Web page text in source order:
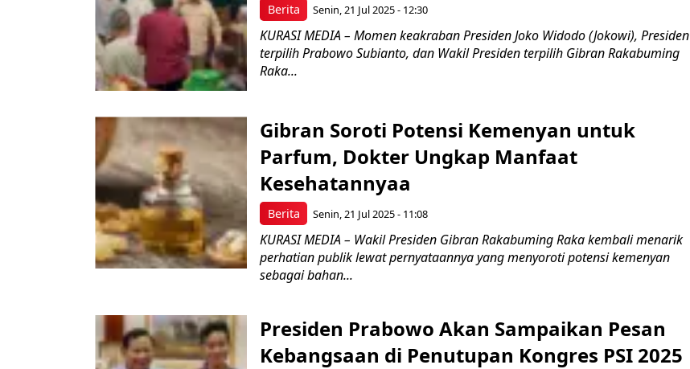
Berita Senin, 21 Jul 2025 - 12:30
KURASI MEDIA – Momen keakraban Presiden Joko Widodo (Jokowi), Presiden
terpilih Prabowo Subianto, dan Wakil Presiden terpilih Gibran Rakabuming
Raka...
Berita
Gibran Soroti Potensi Kemenyan untuk
Parfum, Dokter Ungkap Manfaat
Kesehatannyaa
Senin, 21 Jul 2025 - 11:08
KURASI MEDIA – Wakil Presiden Gibran Rakabuming Raka kembali menarik
perhatian publik lewat pernyataannya yang menyoroti potensi kemenyan
sebagai bahan...
Presiden Prabowo Akan Sampaikan Pesan
Kebangsaan di Penutupan Kongres PSI 2025